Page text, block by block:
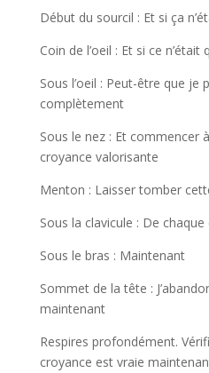
Début du sourcil : Et si ça
Coin de l’oeil : Et si ce
Sous l’oeil : Peut-être que je
complètement
Sous le nez : Et commencer
croyance valorisante
Menton : Laisser tomber
Sous la clavicule : De
Sous le bras : Maintenant
Sommet de la tête :
maintenant
Respires profondément.
croyance est vraie